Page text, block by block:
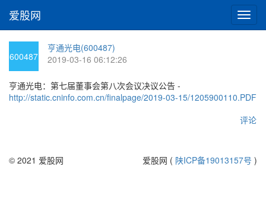
切
换
爱股网
600487
亨通光电(600487)
2019-03-16 06:12:26
亨通光电：第七届董事会第八次会议决议公告 -
http://static.cninfo.com.cn/finalpage/2019-03-15/1205900110.PDF
评论
© 2021 爱股网 爱股网 ( 陕ICP备19013157号 )